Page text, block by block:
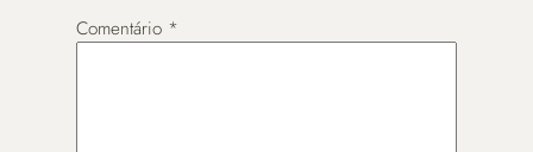
Comentário *